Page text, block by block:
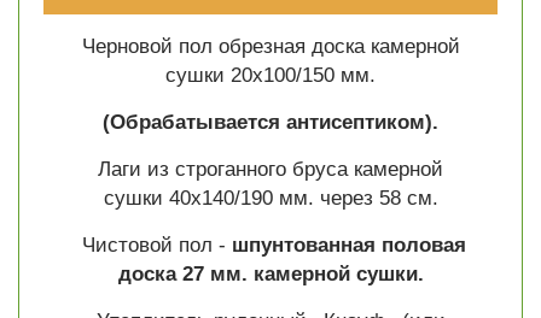
Черновой пол обрезная доска камерной
сушки 20х100/150 мм.
(Обрабатывается антисептиком).
Лаги из строганного бруса камерной
сушки 40х140/190 мм. через 58 см.
Чистовой пол - шпунтованная половая
доска 27 мм. камерной сушки.